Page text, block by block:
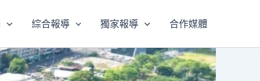
綜合報導 獨家報導 合作媒體